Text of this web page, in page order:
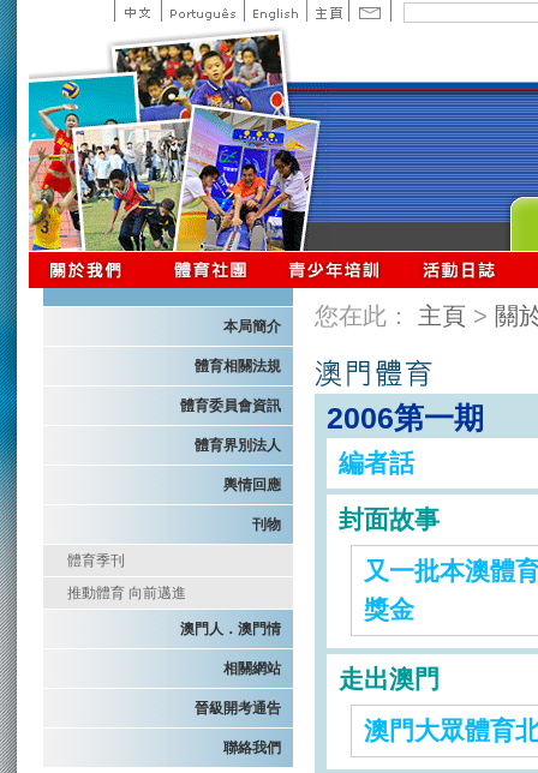
本局簡介
體育相關法規
體育委員會資訊
體育界別法人
輿情回應
刊物
體育季刊
推動體育 向前邁進
澳門人．澳門情
相關網站
晉級開考通告
聯絡我們
您在此： 主頁 > 關
2006第一期
編者話
封面故事
又一批本澳體
獎金
走出澳門
澳門大眾體育